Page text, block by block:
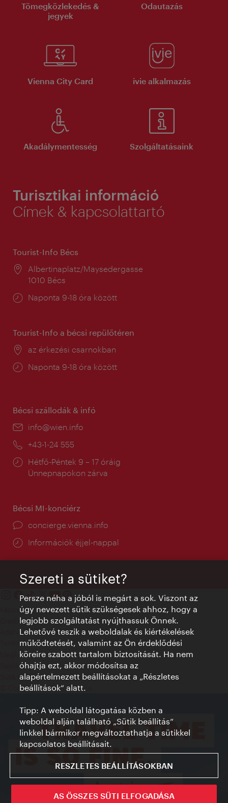
Tömegközlekedés &
jegyek
Odautazás
Vienna City Card ivie alkalmazás
Akadálymentesség Szolgáltatásaink
Turisztikai információ
Címek & kapcsolattartó
Tourist-Info Bécs
Helyszín:
Albertinaplatz/Maysedergasse
1010 Bécs
Nyitva
Naponta 9-18 óra között
Tourist-Info a bécsi repülőtéren
Helyszín:
az érkezési csarnokban
Nyitva
Naponta 9-18 óra között
Bécsi szállodák & infó
E-
info@wien.info
Telefon:
+43-1-24 555
Nyitva
tartás:
Hétfő-Péntek 9 – 17 óráig
Ünnepnapokon zárva
Bécsi MI-konciérz
concierge.vienna.info
Információk éjjel-nappal
Kapcsolat
Credits
Adatvédelmi nyilatkozat
Terms of Use
Megközelíthetőség
Sajtókapcsolat
Sütik beállítása
© Copyright WienTourismus
Szereti a sütiket?
Persze néha a jóból is megárt a sok. Viszont az
úgy nevezett sütik szükségesek ahhoz, hogy a
legjobb szolgáltatást nyújthassuk Önnek.
Lehetővé teszik a weboldalak és kiértékelések
működtetését, valamint az Ön érdeklődési
köreire szabott tartalom biztosítását. Ha nem
óhajtja ezt, akkor módosítsa az
alapértelmezett beállításokat a „Részletes
beállítások“ alatt.
Tipp: A weboldal látogatása közben a
weboldal alján található „Sütik beállítás”
linkkel bármikor megváltoztathatja a sütikkel
kapcsolatos beállításait.
RESZLETES BEÁLLÍTÁSOKBAN
AS ÖSSZES SÜTI ELFOGADÁSA